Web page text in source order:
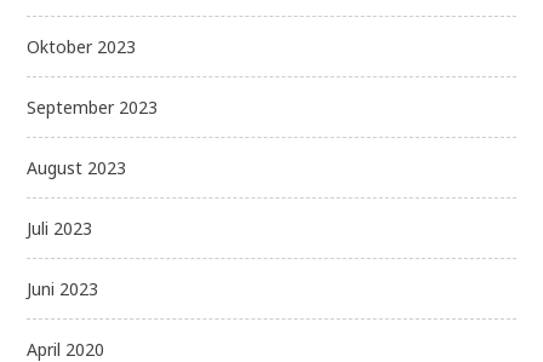
Oktober 2023
September 2023
August 2023
Juli 2023
Juni 2023
April 2020